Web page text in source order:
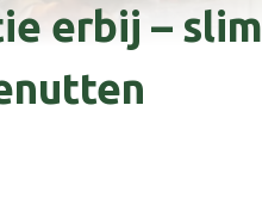
erbij – slim